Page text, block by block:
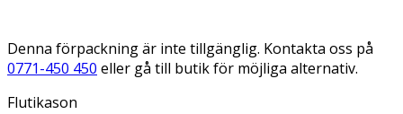
Denna förpackning är inte tillgänglig. Kontakta oss på
0771-450 450 eller gå till butik för möjliga alternativ.
Flutikason